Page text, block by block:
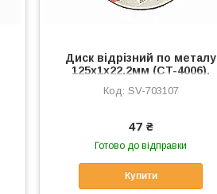
Диск відрізний по металу
125x1x22,2мм (CT-4006),
703107
SV-703107
47 ₴
Готово до відправки
Купити